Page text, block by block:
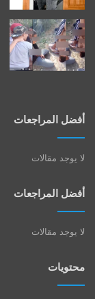
أفضل المراجعات
لا يوجد مقالات
أفضل المراجعات
لا يوجد مقالات
محتويات